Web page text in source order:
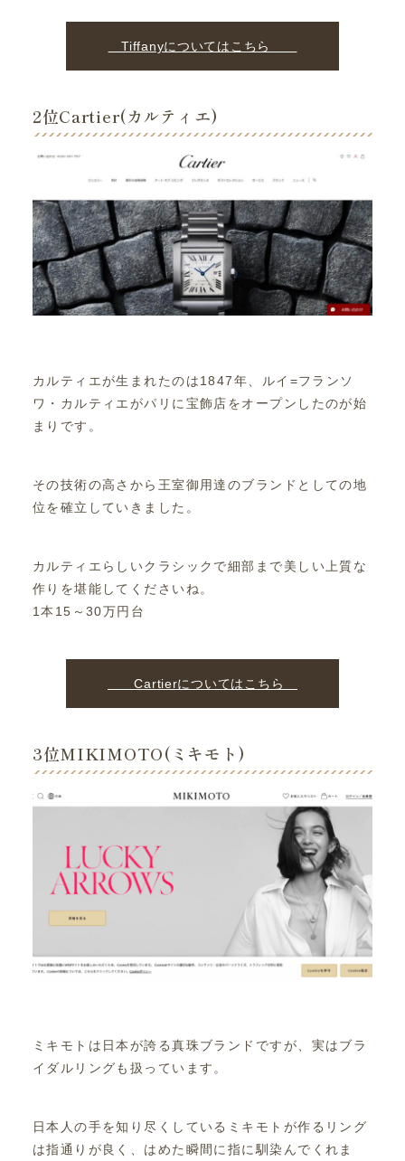
Tiffanyについてはこちら
2位Cartier(カルティエ)
カルティエが生まれたのは1847年、ルイ=フランソ
ワ・カルティエがパリに宝飾店をオープンしたのが始
まりです。
その技術の高さから王室御用達のブランドとしての地
位を確立していきました。
カルティエらしいクラシックで細部まで美しい上質な
作りを堪能してくださいね。
1本15～30万円台
Cartierについてはこちら
3位MIKIMOTO(ミキモト)
ミキモトは日本が誇る真珠ブランドですが、実はブラ
イダルリングも扱っています。
日本人の手を知り尽くしているミキモトが作るリング
は指通りが良く、はめた瞬間に指に馴染んでくれま